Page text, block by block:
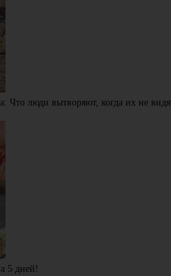
Что люди вытворяют, когда их не
5 дней!